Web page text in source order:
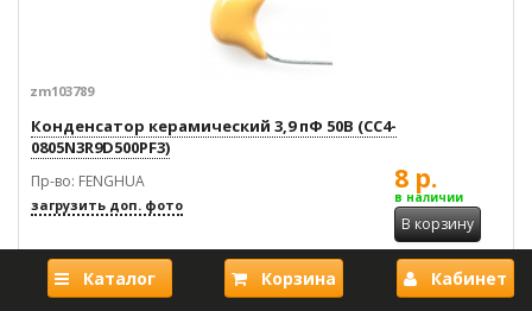
Каталог Корзина Кабинет
zm103789
Конденсатор керамический 3,9 пФ 50В (CC4-
0805N3R9D500PF3)
Пр-во: FENGHUA
загрузить доп. фото
8 р.
в наличии
В корзину